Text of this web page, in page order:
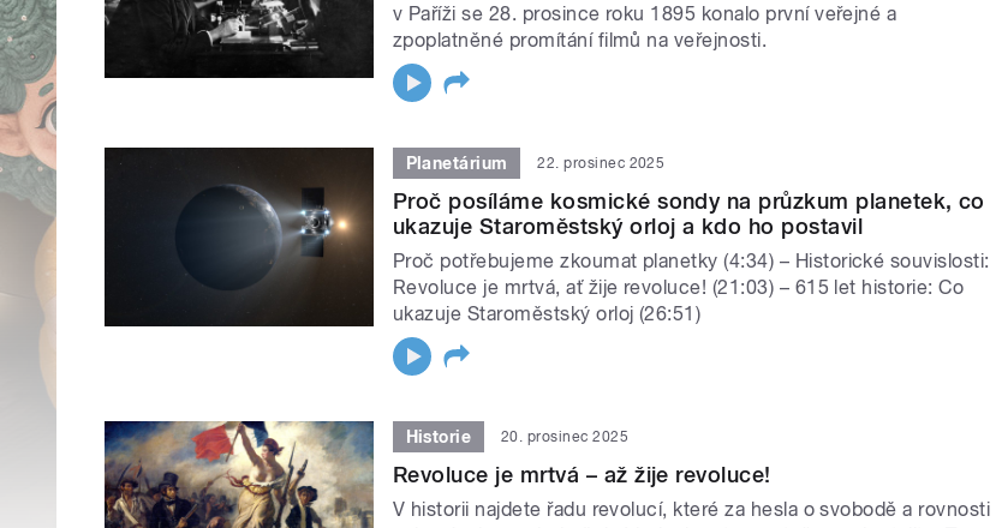
v Paříži se 28. prosince roku 1895 konalo první veřejné a
zpoplatněné promítání filmů na veřejnosti.
Planetárium 22. prosinec 2025
Proč posíláme kosmické sondy na průzkum planetek, co
ukazuje Staroměstský orloj a kdo ho postavil
Proč potřebujeme zkoumat planetky (4:34) – Historické souvislosti:
Revoluce je mrtvá, ať žije revoluce! (21:03) – 615 let historie: Co
ukazuje Staroměstský orloj (26:51)
Historie 20. prosinec 2025
Revoluce je mrtvá – až žije revoluce!
V historii najdete řadu revolucí, které za hesla o svobodě a rovnosti